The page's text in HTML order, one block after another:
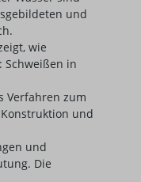
und
wie
Schweißen in
Verfahren zum
und
und
Die